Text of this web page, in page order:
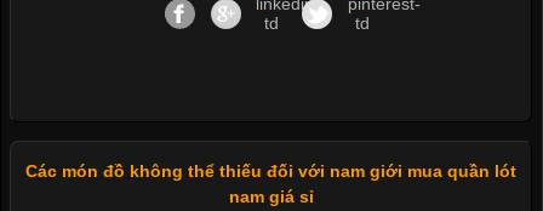
Các món đồ không thể thiếu đối với nam giới mua quần lót
nam giá sỉ